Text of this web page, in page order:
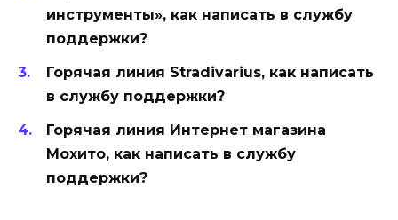
инструменты», как написать в службу
поддержки?
Горячая линия Stradivarius, как написать
в службу поддержки?
Горячая линия Интернет магазина
Мохито, как написать в службу
поддержки?